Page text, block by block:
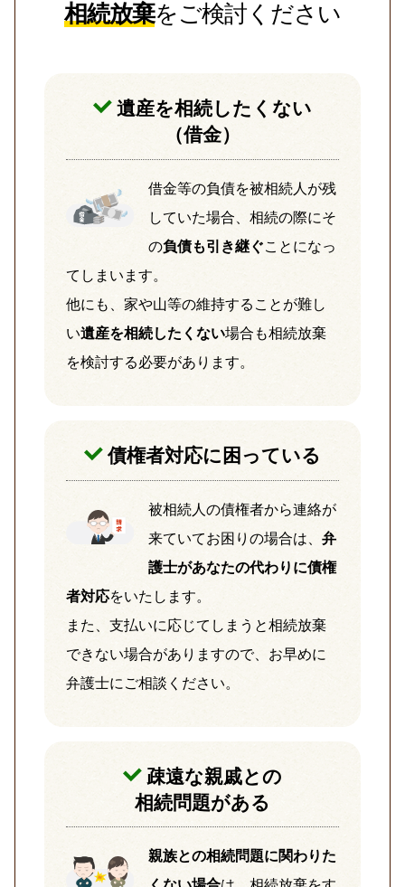
相続放棄をご検討ください
遺産を相続したくない
（借金）
借金等の負債を被相続人が残
していた場合、相続の際にそ
の負債も引き継ぐことになっ
てしまいます。
他にも、家や山等の維持することが難し
い遺産を相続したくない場合も相続放棄
を検討する必要があります。
債権者対応に 困っている
被相続人の債権者から連絡が
来ていてお困りの場合は、 弁
護士があなたの代わりに債権
者対応をいたします。
また、支払いに応じてしまうと相続放棄
できない場合がありますので、お早めに
弁護士にご相談ください。
疎遠な親戚との
相続問題がある
親族との相続問題に関わりた